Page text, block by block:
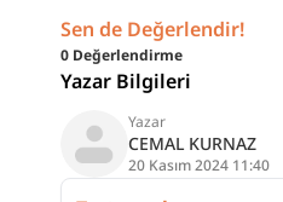
Sen de Değerlendir!
0 Değerlendirme
Yazar Bilgileri
Yazar
CEMAL KURNAZ
20 Kasım 2024 11:40